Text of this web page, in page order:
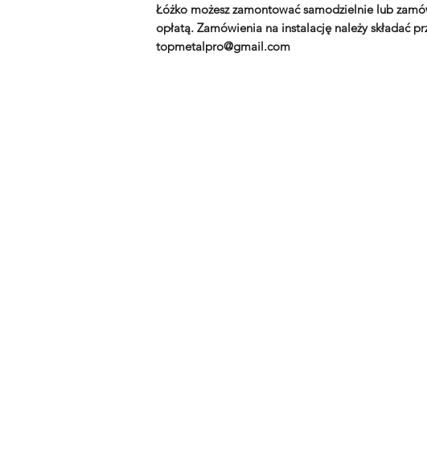
Łóżko możesz zamontować samodzielnie lub
opłatą. Zamówienia na instalację należy składać
topmetalpro@gmail.com